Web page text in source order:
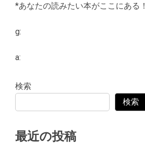
*あなたの読みたい本がここにある！
g:
a:
検索
検索
最近の投稿